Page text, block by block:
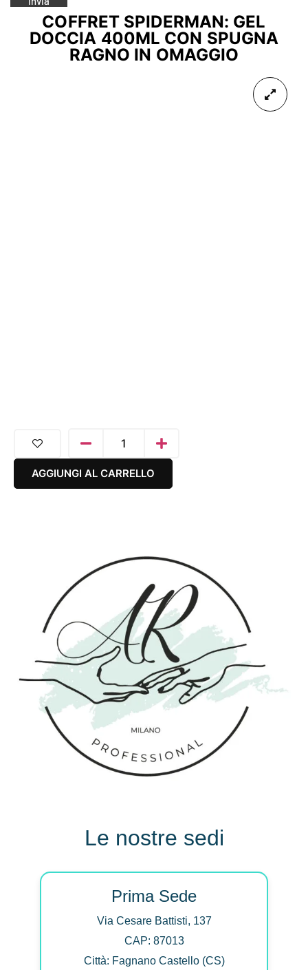
COFFRET SPIDERMAN: GEL
DOCCIA 400ML CON SPUGNA
RAGNO IN OMAGGIO
AGGIUNGI AL CARRELLO
Le nostre sedi
Prima Sede
Via Cesare Battisti, 137
CAP: 87013
Città: Fagnano Castello (CS)